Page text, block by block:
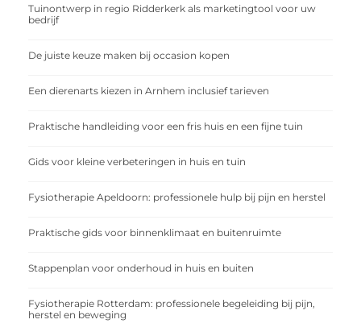
Tuinontwerp in regio Ridderkerk als marketingtool voor uw
bedrijf
De juiste keuze maken bij occasion kopen
Een dierenarts kiezen in Arnhem inclusief tarieven
Praktische handleiding voor een fris huis en een fijne tuin
Gids voor kleine verbeteringen in huis en tuin
Fysiotherapie Apeldoorn: professionele hulp bij pijn en herstel
Praktische gids voor binnenklimaat en buitenruimte
Stappenplan voor onderhoud in huis en buiten
Fysiotherapie Rotterdam: professionele begeleiding bij pijn,
herstel en beweging